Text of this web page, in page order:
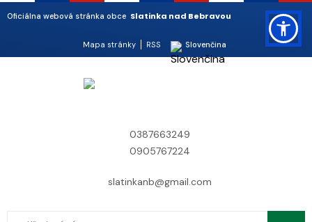
Oficiálna webová stránka obce Slatinka nad Bebravou
Mapa stránky RSS Slovenčina
0387663249
0905767224
slatinkanb@gmail.com